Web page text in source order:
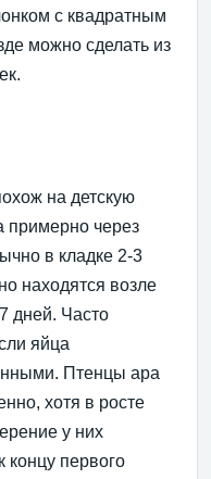
с квадратным
можно сделать из
на детскую
примерно через
в кладке 2-3
находятся возле
дней. Часто
яйца
Птенцы ара
хотя в росте
у них
концу первого